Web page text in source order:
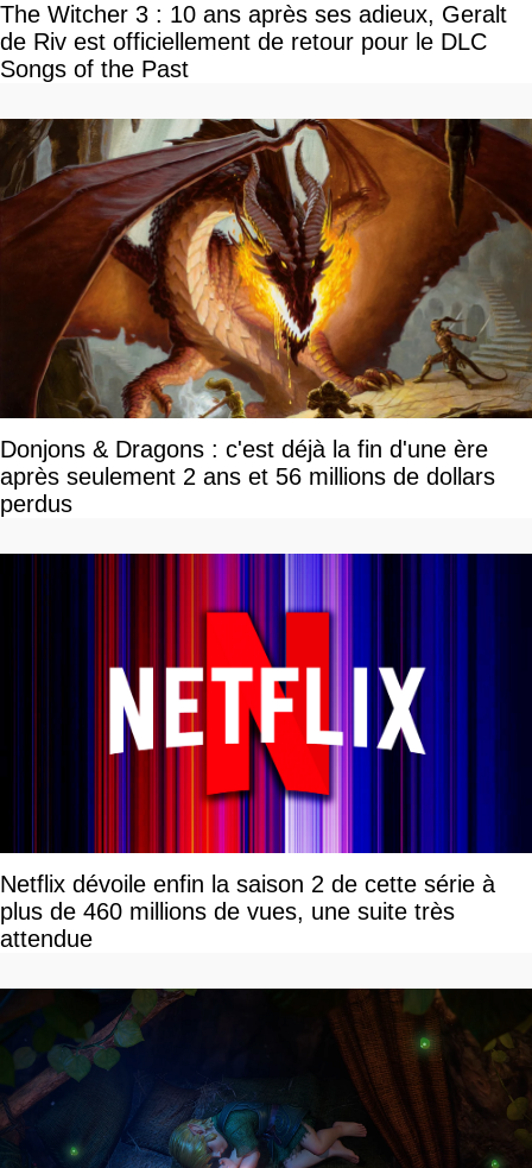
The Witcher 3 : 10 ans après ses adieux, Geralt
de Riv est officiellement de retour pour le DLC
Songs of the Past
Donjons & Dragons : c'est déjà la fin d'une ère
après seulement 2 ans et 56 millions de dollars
perdus
Netflix dévoile enfin la saison 2 de cette série à
plus de 460 millions de vues, une suite très
attendue